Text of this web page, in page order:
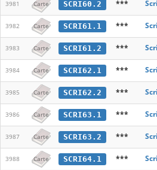
3981 Carte SCRI60.2 ***
3982 Carte SCRI61.1 ***
3983 Carte SCRI61.2 ***
3984 Carte SCRI62.1 ***
3985 Carte SCRI62.2 ***
3986 Carte SCRI63.1 ***
3987 Carte SCRI63.2 ***
3988 Carte SCRI64.1 ***